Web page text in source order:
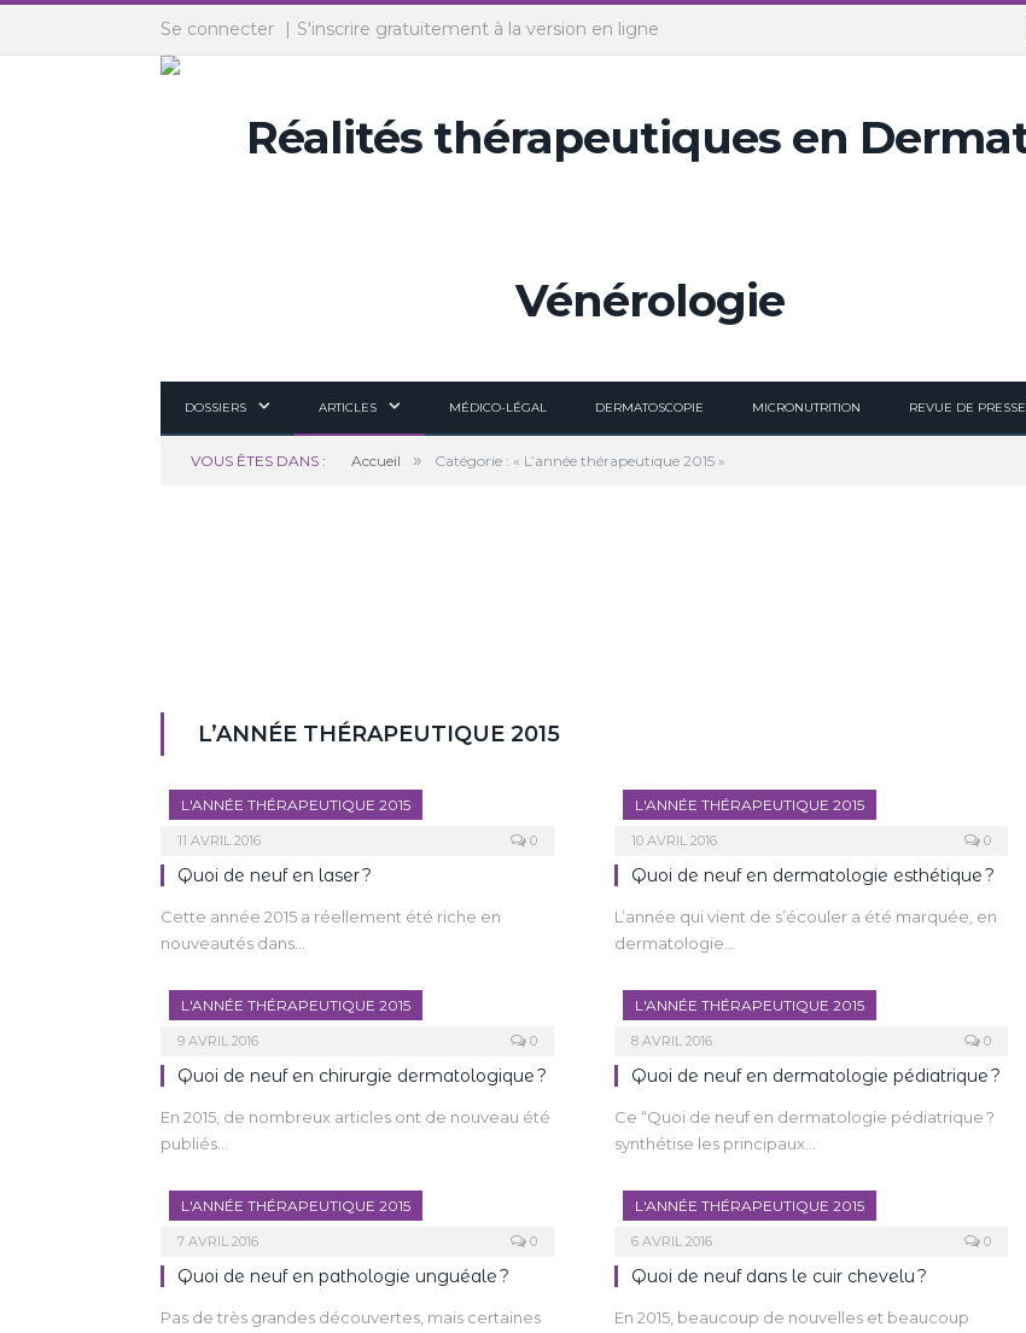
Panneau de gestion des cookies
Se connecter S'inscrire gratuitement à la version en ligne
DOSSIERS ARTICLES MÉDICO-LÉGAL DERMATOSCOPIE MICRONUTRITION REVUE DE PRESSE
VOUS ÊTES DANS : Accueil » Catégorie : « L’année thérapeutique 2015 »
L’ANNÉE THÉRAPEUTIQUE 2015
L'ANNÉE THÉRAPEUTIQUE 2015
11 AVRIL 2016 0
Quoi de neuf en laser ?
Cette année 2015 a réellement été riche en
nouveautés dans…
L'ANNÉE THÉRAPEUTIQUE 2015
10 AVRIL 2016 0
Quoi de neuf en dermatologie esthétique ?
L’année qui vient de s’écouler a été marquée, en
dermatologie…
L'ANNÉE THÉRAPEUTIQUE 2015
9 AVRIL 2016 0
Quoi de neuf en chirurgie dermatologique ?
En 2015, de nombreux articles ont de nouveau été
publiés…
L'ANNÉE THÉRAPEUTIQUE 2015
8 AVRIL 2016 0
Quoi de neuf en dermatologie pédiatrique ?
Ce “Quoi de neuf en dermatologie pédiatrique ?
synthétise les principaux…
L'ANNÉE THÉRAPEUTIQUE 2015
7 AVRIL 2016 0
Quoi de neuf en pathologie unguéale ?
Pas de très grandes découvertes, mais certaines
L'ANNÉE THÉRAPEUTIQUE 2015
6 AVRIL 2016 0
Quoi de neuf dans le cuir chevelu ?
En 2015, beaucoup de nouvelles et beaucoup